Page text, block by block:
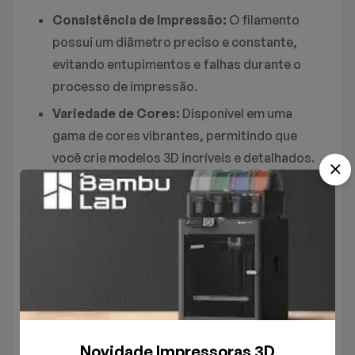
Consistência de Impressão: O filamento
possui um diâmetro preciso e constante,
evitando entupimentos e falhas durante o
processo de impressão.
Variedade de Cores: Disponível em uma
gama de cores vibrantes, permitindo que
você crie modelos 3D incríveis e detalhados.
Fácil de Usar:Fácil manuseio e excelente
desempenho, mesmo para quem está
começando no mundo da impressão 3D.
profissional, o filamento Ender Creality é uma